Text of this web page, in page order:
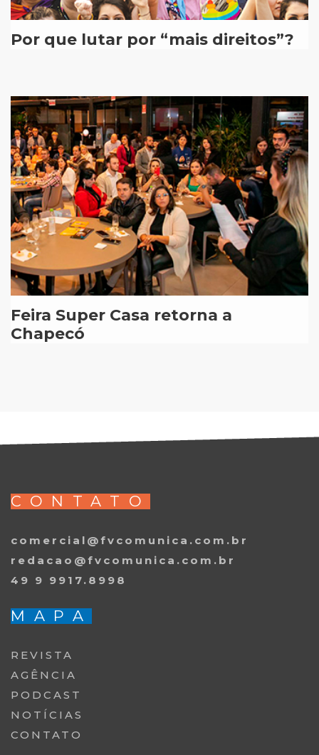
Por que lutar por “mais direitos”?
Feira Super Casa retorna a
Chapecó
CONTATO
comercial@fvcomunica.com.br
redacao@fvcomunica.com.br
49 9 9917.8998
MAPA
REVISTA
AGÊNCIA
PODCAST
NOTÍCIAS
CONTATO